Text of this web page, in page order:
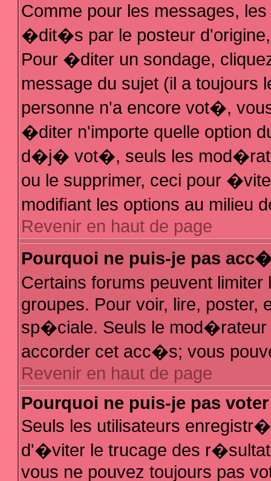
Comme pour les messages,
�dit�s par le posteur
Pour �diter un sondage,
message du sujet (il a
personne n'a encore vot�,
�diter n'importe quelle option
d�j� vot�, seuls les
ou le supprimer, ceci pour
modifiant les options au milieu
Revenir en haut de page
Pourquoi ne puis-je pas
Certains forums peuvent
groupes. Pour voir, lire, poster,
sp�ciale. Seuls le mod�rateur
accorder cet acc�s; vous
Revenir en haut de page
Pourquoi ne puis-je pas
Seuls les utilisateurs
d'�viter le trucage des
vous ne pouvez toujours pas